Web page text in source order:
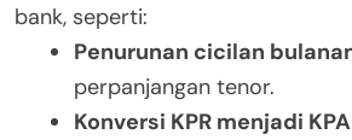
bank, seperti:
Penurunan cicilan
perpanjangan tenor.
Konversi KPR menjadi KPA